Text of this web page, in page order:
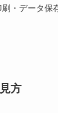
・データ保
方